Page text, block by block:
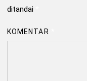
ditandai
KOMENTAR